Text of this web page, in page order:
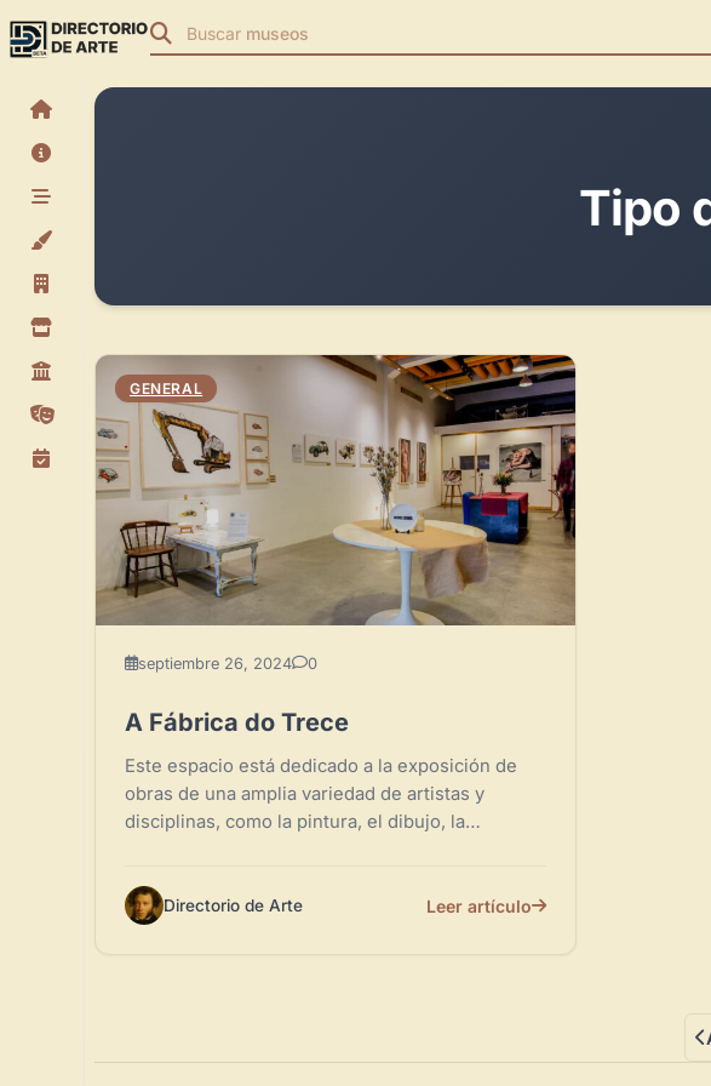
Buscar museos
Tipo
GENERAL
septiembre 26, 2024 0
A Fábrica do Trece
Este espacio está dedicado a la exposición de
obras de una amplia variedad de artistas y
disciplinas, como la pintura, el dibujo, la
Directorio de Arte Leer artículo